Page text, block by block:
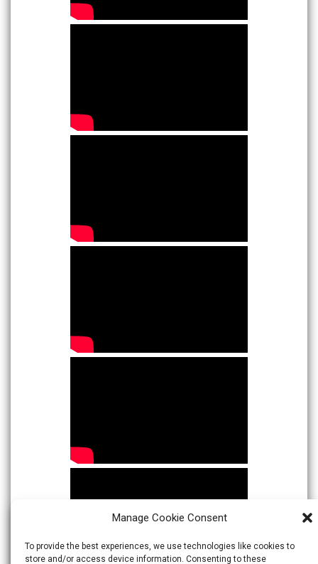
Manage Cookie Consent
To provide the best experiences, we use technologies like cookies to
store and/or access device information. Consenting to these